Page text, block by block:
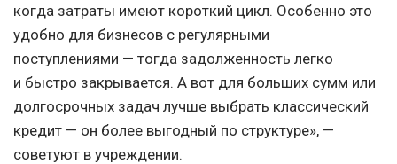
когда затраты имеют короткий цикл. Особенно это
удобно для бизнесов с регулярными
поступлениями — тогда задолженность легко
и быстро закрывается. А вот для больших сумм или
долгосрочных задач лучше выбрать классический
кредит — он более выгодный по структуре», —
советуют в учреждении.